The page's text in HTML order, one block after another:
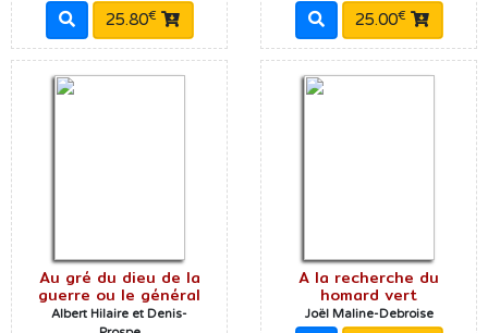
25.80€ 25.00€
Au gré du dieu de la
guerre ou le général
Albert Hilaire et Denis-
A la recherche du
homard vert
Joël Maline-Debroise